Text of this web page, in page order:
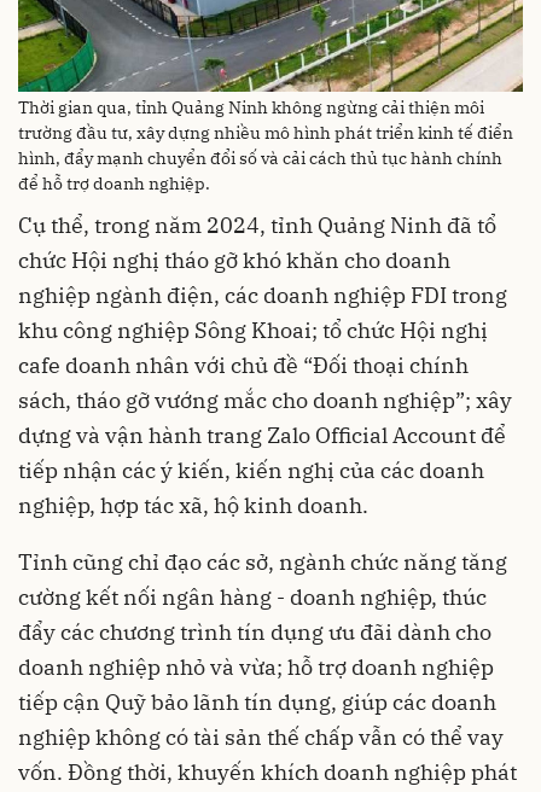
Thời gian qua, tỉnh Quảng Ninh không ngừng cải thiện môi
trường đầu tư, xây dựng nhiều mô hình phát triển kinh tế điển
hình, đẩy mạnh chuyển đổi số và cải cách thủ tục hành chính
để hỗ trợ doanh nghiệp.
Cụ thể, trong năm 2024, tỉnh Quảng Ninh đã tổ
chức Hội nghị tháo gỡ khó khăn cho doanh
nghiệp ngành điện, các doanh nghiệp FDI trong
khu công nghiệp Sông Khoai; tổ chức Hội nghị
cafe doanh nhân với chủ đề “Đối thoại chính
sách, tháo gỡ vướng mắc cho doanh nghiệp”; xây
dựng và vận hành trang Zalo Official Account để
tiếp nhận các ý kiến, kiến nghị của các doanh
nghiệp, hợp tác xã, hộ kinh doanh.
Tỉnh cũng chỉ đạo các sở, ngành chức năng tăng
cường kết nối ngân hàng - doanh nghiệp, thúc
đẩy các chương trình tín dụng ưu đãi dành cho
doanh nghiệp nhỏ và vừa; hỗ trợ doanh nghiệp
tiếp cận Quỹ bảo lãnh tín dụng, giúp các doanh
nghiệp không có tài sản thế chấp vẫn có thể vay
vốn. Đồng thời, khuyến khích doanh nghiệp phát